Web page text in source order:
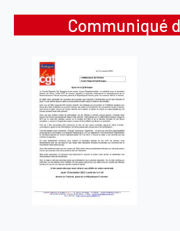
Communiqué